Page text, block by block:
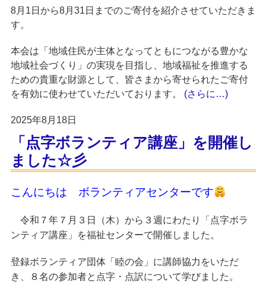
8月1日から8月31日までのご寄付を紹介させていただきま
す。
本会は「地域住民が主体となってともにつながる豊かな
地域社会づくり」の実現を目指し、地域福祉を推進する
ための貴重な財源として、皆さまから寄せられたご寄付
を有効に使わせていただいております。 (さらに…)
2025年8月18日
「点字ボランティア講座」を開催し
ました☆彡
こんにちは ボランティアセンターです
令和７年７月３日（木）から３週にわたり「点字ボラ
ンティア講座」を福祉センターで開催しました。
登録ボランティア団体「睦の会」に講師協力をいただ
き、８名の参加者と点字・点訳について学びました。